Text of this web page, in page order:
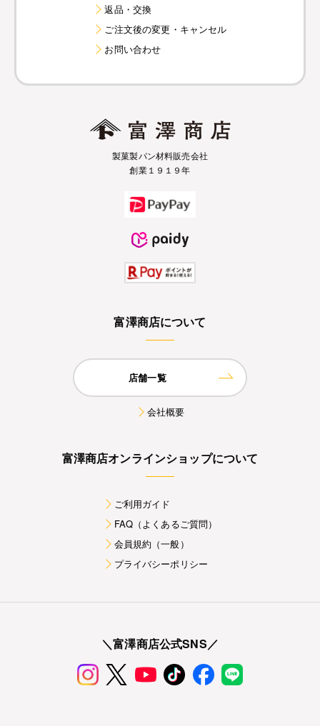
返品・交換
ご注文後の変更・キャンセル
お問い合わせ
製菓製パン材料販売会社
創業１９１９年
富澤商店について
店舗一覧
会社概要
富澤商店オンラインショップについて
ご利用ガイド
FAQ（よくあるご質問）
会員規約（一般）
プライバシーポリシー
＼富澤商店公式SNS／